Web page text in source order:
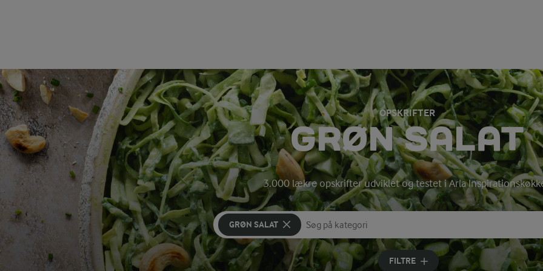
OPSKRIFTER
GRØN SALAT
3.000 lækre opskrifter udviklet og testet i Arla
GRØN SALAT
Søg på kategori
Indtast søgeord for at søge
FILTRE